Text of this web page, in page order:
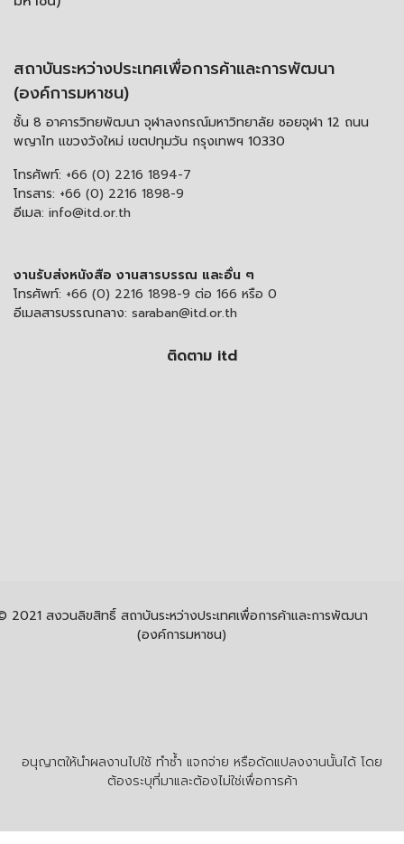
สถาบันระหว่างประเทศเพื่อการค้าและการพัฒนา
(องค์การมหาชน)
ชั้น 8 อาคารวิทยพัฒนา จุฬาลงกรณ์มหาวิทยาลัย ซอยจุฬา 12 ถนน
พญาไท แขวงวังใหม่ เขตปทุมวัน กรุงเทพฯ 10330
โทรศัพท์: +66 (0) 2216 1894-7
โทรสาร: +66 (0) 2216 1898-9
อีเมล: info@itd.or.th
งานรับส่งหนังสือ งานสารบรรณ และอื่น ๆ
โทรศัพท์: +66 (0) 2216 1898-9 ต่อ 166 หรือ 0
อีเมลสารบรรณกลาง: saraban@itd.or.th
ติดตาม itd
อนุญาตให้นำผลงานไปใช้ ทำซ้ำ แจกจ่าย หรือดัดแปลงงานนั้นได้ โดย
ต้องระบุที่มาและต้องไม่ใช่เพื่อการค้า
2021 สงวนลิขสิทธิ์ สถาบันระหว่างประเทศเพื่อการค้าและการพัฒนา
(องค์การมหาชน)